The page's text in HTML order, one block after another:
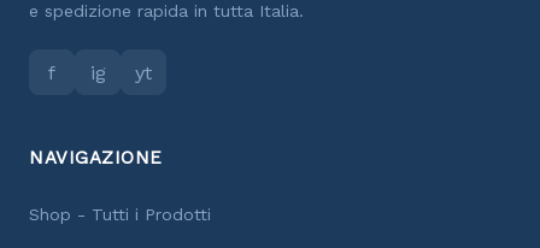
e spedizione rapida in tutta Italia.
f ig yt
NAVIGAZIONE
Shop - Tutti i Prodotti